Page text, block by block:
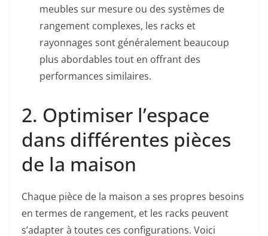
meubles sur mesure ou des systèmes de
rangement complexes, les racks et
rayonnages sont généralement beaucoup
plus abordables tout en offrant des
performances similaires.
2. Optimiser l’espace
dans différentes pièces
de la maison
Chaque pièce de la maison a ses propres besoins
en termes de rangement, et les racks peuvent
s’adapter à toutes ces configurations. Voici